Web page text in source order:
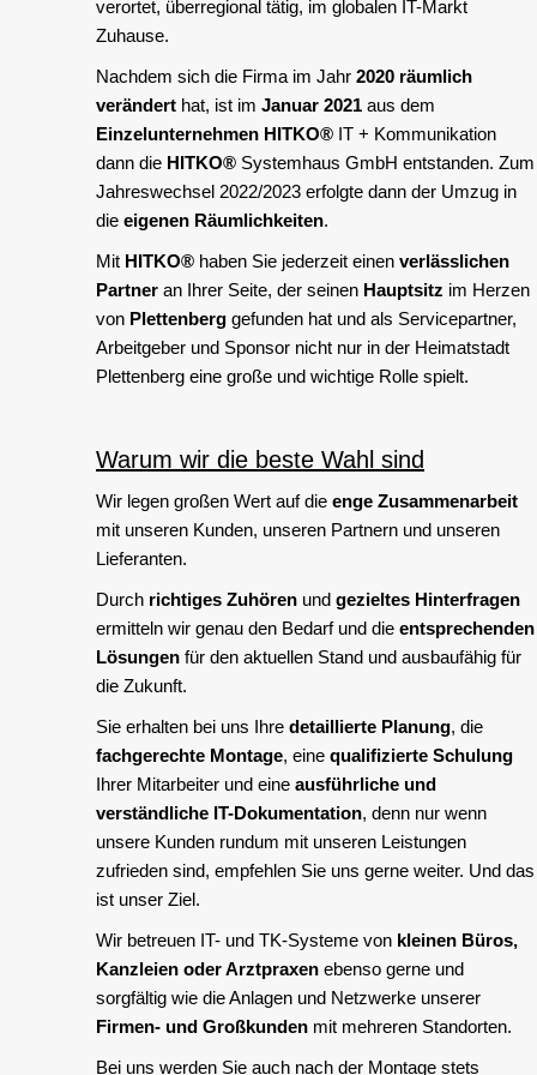
verortet, überregional tätig, im globalen IT-Markt
Zuhause.
Nachdem sich die Firma im Jahr 2020 räumlich
verändert hat, ist im Januar 2021 aus dem
Einzelunternehmen HITKO® IT + Kommunikation
dann die HITKO® Systemhaus GmbH entstanden. Zum
Jahreswechsel 2022/2023 erfolgte dann der Umzug in
die eigenen Räumlichkeiten.
Mit HITKO® haben Sie jederzeit einen verlässlichen
Partner an Ihrer Seite, der seinen Hauptsitz im Herzen
von Plettenberg gefunden hat und als Servicepartner,
Arbeitgeber und Sponsor nicht nur in der Heimatstadt
Plettenberg eine große und wichtige Rolle spielt.
Warum wir die beste Wahl sind
Wir legen großen Wert auf die enge Zusammenarbeit
mit unseren Kunden, unseren Partnern und unseren
Lieferanten.
Durch richtiges Zuhören und gezieltes Hinterfragen
ermitteln wir genau den Bedarf und die entsprechenden
Lösungen für den aktuellen Stand und ausbaufähig für
die Zukunft.
Sie erhalten bei uns Ihre detaillierte Planung, die
fachgerechte Montage, eine qualifizierte Schulung
Ihrer Mitarbeiter und eine ausführliche und
verständliche IT-Dokumentation, denn nur wenn
unsere Kunden rundum mit unseren Leistungen
zufrieden sind, empfehlen Sie uns gerne weiter. Und das
ist unser Ziel.
Wir betreuen IT- und TK-Systeme von kleinen Büros,
Kanzleien oder Arztpraxen ebenso gerne und
sorgfältig wie die Anlagen und Netzwerke unserer
Firmen- und Großkunden mit mehreren Standorten.
Bei uns werden Sie auch nach der Montage stets